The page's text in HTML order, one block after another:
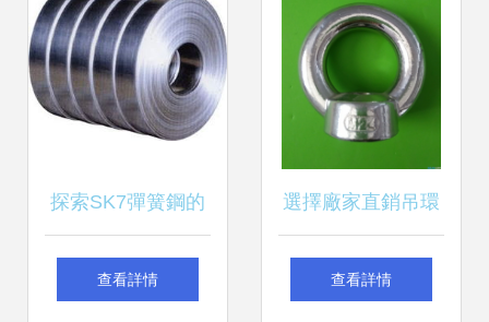
探索SK7彈簧鋼的
卓越性能與東莞市
查看詳情
選擇廠家直銷吊環
螺母，確保品質與
查看詳情